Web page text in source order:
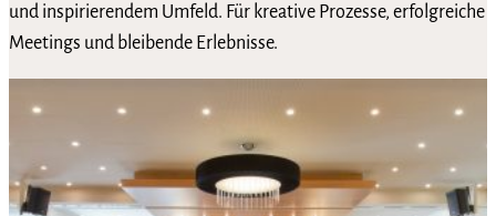
und inspirierendem Umfeld. Für kreative Prozesse, erfolgreiche
Meetings und bleibende Erlebnisse.